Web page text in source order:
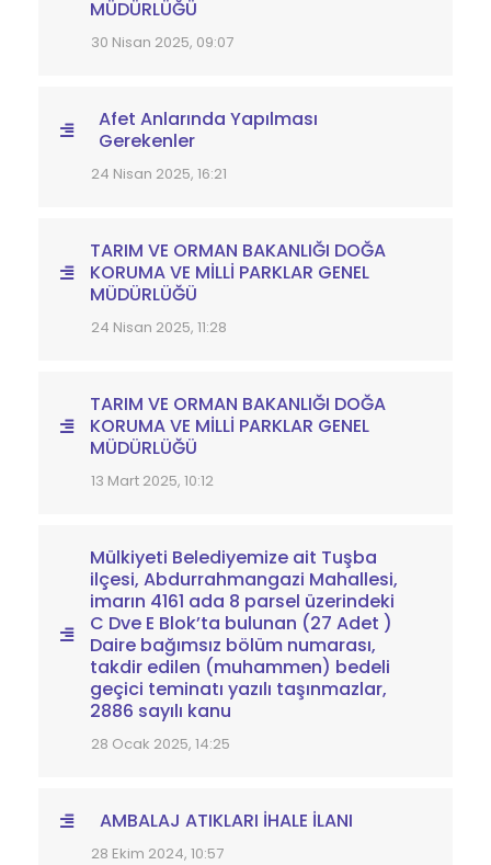
MÜDÜRLÜĞÜ
30 Nisan 2025, 09:07
Afet Anlarında Yapılması
Gerekenler
24 Nisan 2025, 16:21
TARIM VE ORMAN BAKANLIĞI DOĞA
KORUMA VE MİLLİ PARKLAR GENEL
MÜDÜRLÜĞÜ
24 Nisan 2025, 11:28
TARIM VE ORMAN BAKANLIĞI DOĞA
KORUMA VE MİLLİ PARKLAR GENEL
MÜDÜRLÜĞÜ
13 Mart 2025, 10:12
Mülkiyeti Belediyemize ait Tuşba
ilçesi, Abdurrahmangazi Mahallesi,
imarın 4161 ada 8 parsel üzerindeki
C Dve E Blok’ta bulunan (27 Adet )
Daire bağımsız bölüm numarası,
takdir edilen (muhammen) bedeli
geçici teminatı yazılı taşınmazlar,
2886 sayılı kanu
28 Ocak 2025, 14:25
AMBALAJ ATIKLARI İHALE İLANI
28 Ekim 2024, 10:57